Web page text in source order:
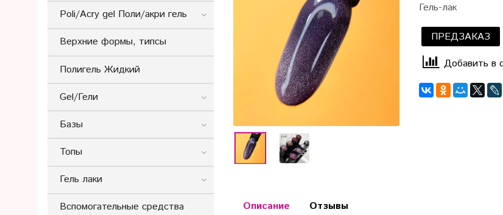
Гель-лак
ПРЕДЗАКАЗ
Добавить в
Описание Отзывы
Poli/Acry gel Поли/акри гель
Верхние формы, типсы
Полигель Жидкий
Gel/Гели
Базы
Топы
Гель лаки
Вспомогательные средства